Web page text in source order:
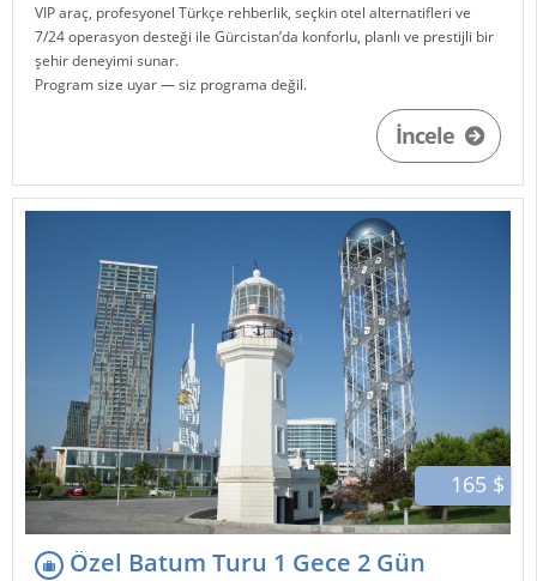
VIP araç, profesyonel Türkçe rehberlik, seçkin otel alternatifleri ve
7/24 operasyon desteği ileGürcistan’da konforlu, planlı ve prestijli bir
şehir deneyimi sunar.
Program size uyar — siz programa değil.
İncele
165 $
Özel Batum Turu 1 Gece 2 Gün